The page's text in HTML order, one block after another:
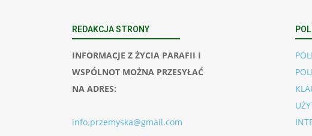
REDAKCJA STRONY
INFORMACJE Z ŻYCIA PARAFII I
WSPÓLNOT MOŻNA PRZESYŁAĆ
NA ADRES:
info.przemyska@gmail.com